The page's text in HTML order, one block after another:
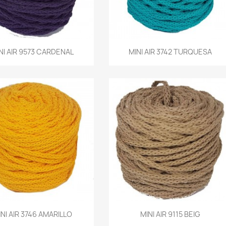
AIR 9573 CARDENAL
Vista rápida MINI AIR 3742 TURQUESA
Vista rápida
AIR 3746 AMARILLO
Vista rápida MINI AIR 9115 BEIG
Vista rápida